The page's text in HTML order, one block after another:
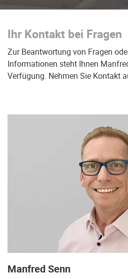
Ihr Kontakt bei Fragen
Zur Beantwortung von Fragen
Informationen steht Ihnen
Verfügung. Nehmen Sie Kontakt
Manfred Senn